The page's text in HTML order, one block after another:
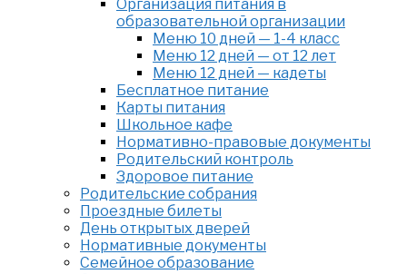
Организация питания в
образовательной организации
Меню 10 дней — 1-4 класс
Меню 12 дней — от 12 лет
Меню 12 дней — кадеты
Бесплатное питание
Карты питания
Школьное кафе
Нормативно-правовые документы
Родительский контроль
Здоровое питание
Родительские собрания
Проездные билеты
День открытых дверей
Нормативные документы
Семейное образование